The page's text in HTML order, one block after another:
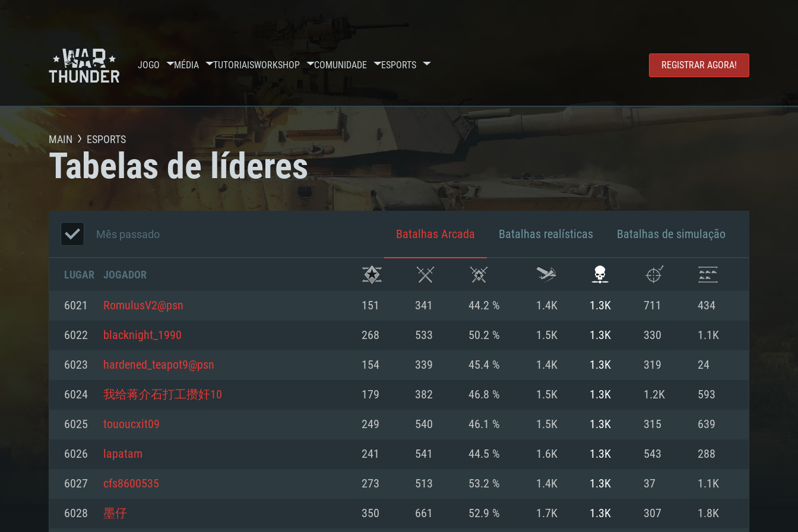
JOGO MÉDIA TUTORIAISWORKSHOP COMUNIDADE ESPORTS REGISTRAR AGORA!
REQUERIMENTOS DE SISTEMA
MAIN ESPORTS
Tabelas de líderes
Mês passado Batalhas Arcada Batalhas realísticas Batalhas de simulação
LUGAR JOGADOR
6021 RomulusV2@psn 151 341 44.2 % 1.4K 1.3K 711 434
6022 blacknight_1990 268 533 50.2 % 1.5K 1.3K 330 1.1K
6023 hardened_teapot9@psn 154 339 45.4 % 1.4K 1.3K 319 24
6024 我给蒋介石打工攒奸10 179 382 46.8 % 1.5K 1.3K 1.2K 593
6025 tououcxit09 249 540 46.1 % 1.5K 1.3K 315 639
6026 lapatam 241 541 44.5 % 1.6K 1.3K 543 288
6027 cfs8600535 273 513 53.2 % 1.4K 1.3K 37 1.1K
6028 墨仔 350 661 52.9 % 1.7K 1.3K 307 1.8K